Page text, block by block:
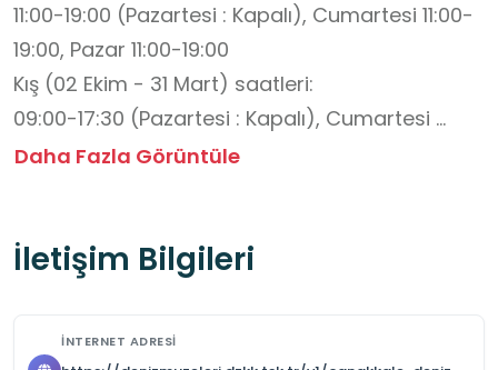
11:00-19:00 (Pazartesi : Kapalı), Cumartesi 11:00-
19:00, Pazar 11:00-19:00
Kış (02 Ekim - 31 Mart) saatleri:
09:00-17:30 (Pazartesi : Kapalı), Cumartesi
09:00-17:30, Pazar 09:00-17:30
belirtilmiştir. Gişe kapanış saati: 16.30
Ücret: Tam: 130, Öğrenci: 40 TL
Daha Fazla Görüntüle
İletişim Bilgileri
İNTERNET ADRESI